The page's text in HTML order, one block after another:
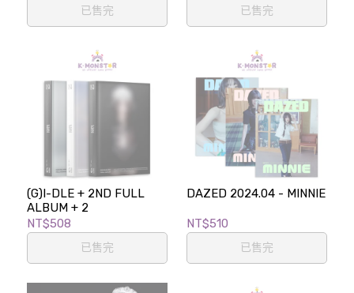
已售完 已售完
(G)I-DLE + 2ND FULL
ALBUM + 2
NT$508
已售完
DAZED 2024.04 - MINNIE
NT$510
已售完